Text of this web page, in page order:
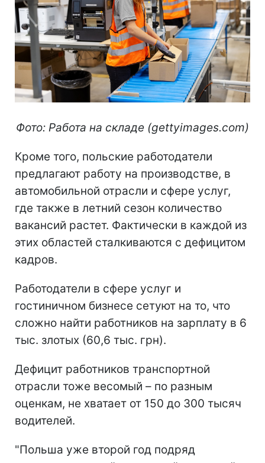
Фото: Работа на складе (gettyimages.com)
Кроме того, польские работодатели
предлагают работу на производстве, в
автомобильной отрасли и сфере услуг,
где также в летний сезон количество
вакансий растет. Фактически в каждой из
этих областей сталкиваются с дефицитом
кадров.
Работодатели в сфере услуг и
гостиничном бизнесе сетуют на то, что
сложно найти работников на зарплату в 6
тыс. злотых (60,6 тыс. грн).
Дефицит работников транспортной
отрасли тоже весомый – по разным
оценкам, не хватает от 150 до 300 тысяч
водителей.
"Польша уже второй год подряд